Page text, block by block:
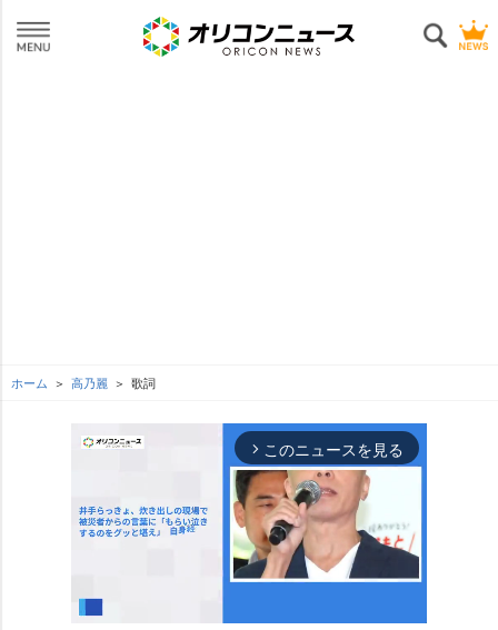
ホーム 高乃麗 歌詞
arrow_forward_ios このニュースを見る